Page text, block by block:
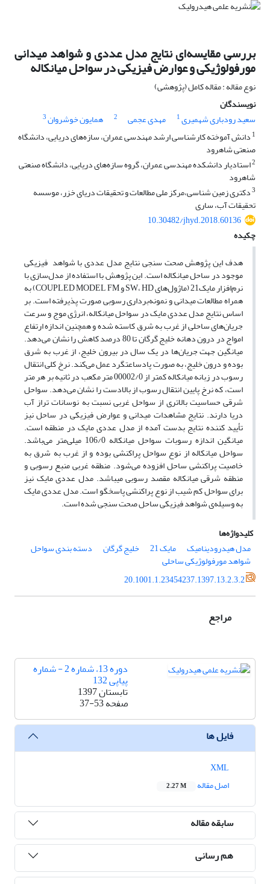
بررسی مقایسه‌ای نتایج مدل عددی و شواهد میدانی
مورفولوژیکی و عوارض فیزیکی در سواحل میانکاله
نوع مقاله : مقاله کامل (پژوهشی)
نویسندگان
سعید رودباری شهمیری1 مهدی عجمی 2 همایون خوشروان3
1 دانش آموخته کارشناسی ارشد مهندسی عمران، سازه‌های دریایی، دانشگاه
صنعتی شاهرود
2استادیار دانشکده مهندسی عمران، گروه سازه‌های دریایی، دانشگاه صنعتی
شاهرود
3دکتری زمین شناسی،مرکز ملی مطالعات و تحقیقات دریای خزر، موسسه
تحقیقات آب، ساری
10.30482/jhyd.2018.60136
چکیده
هدف این پژوهش صحت سنجی نتایج مدل عددی با شواهد فیزیکی
موجود در ساحل میانکاله است. این پژوهش با استفاده از مدل‌سازی با
نرم‌افزار مایک21 (ماژول‌های SW، HD و COUPLED MODEL FM) به
همراه مطالعات میدانی و نمونه‌برداری رسوبی صورت پذیرفته است. بر
اساس نتایج مدل عددی مایک در سواحل میانکاله، انرژی موج و سرعت
جریان‌های ساحلی از غرب به شرق کاسته شده و همچنین اندازه ارتفاع
امواج در درون دهانه خلیج گرگان تا 80 درصد کاهش را نشان می‌دهد.
میانگین جهت جریان‌ها در یک سال در بیرون خلیج، از غرب به شرق
بوده و درون خلیج، به صورت پادساعتگرد عمل می‌کند. نرخ کلی انتقال
رسوب در زبانه میانکاله کمتر از 00002/0 متر مکعب در ثانیه بر هر متر
است، که نرخ پایین انتقال رسوب از بالادست را نشان می‌دهد. سواحل
شرقی حساسیت بالاتری از سواحل غربی نسبت به نوسانات تراز آب
دریا دارند. نتایج مشاهدات میدانی و عوارض فیزیکی در ساحل نیز
تأیید کننده نتایج بدست آمده از مدل عددی مایک در منطقه است.
میانگین اندازه رسوبات سواحل میانکاله 106/0 میلی‌متر می‌باشد.
سواحل میانکاله از نوع سواحل پراکنشی بوده و از غرب به شرق به
خاصیت پراکنشی ساحل افزوده می‌شود. منطقه غربی منبع رسوبی و
منطقه شرقی میانکاله مقصد رسوبی می­باشد. مدل عددی مایک نیز
برای سواحل کم شیب از نوع پراکنشی پاسخگو است. مدل عددی مایک
به وسیله‌ی شواهد فیزیکی ساحل صحت سنجی شده است.
کلیدواژه‌ها
مدل هیدرودینامیک
مایک 21 خلیج گرگان دسته بندی سواحل
شواهد مورفولوژیکی ساحلی
20.1001.1.23454237.1397.13.2.3.2
مراجع
دوره 13، شماره 2 - شماره
پیاپی 132
تابستان 1397
صفحه37-53
فایل ها
اصل مقاله
2.27 M
سابقه مقاله
هم رسانی